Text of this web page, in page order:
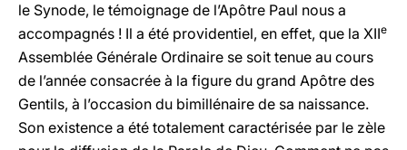
le Synode, le témoignage de l’Apôtre Paul nous a
accompagnés ! Il a été providentiel, en effet, que la XIIe
Assemblée Générale Ordinaire se soit tenue au cours
de l’année consacrée à la figure du grand Apôtre des
Gentils, à l’occasion du bimillénaire de sa naissance.
Son existence a été totalement caractérisée par le zèle